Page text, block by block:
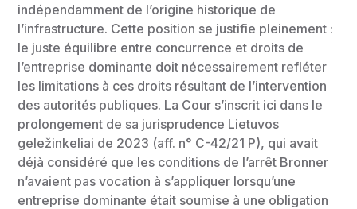
indépendamment de l’origine historique de
l’infrastructure. Cette position se justifie pleinement :
le juste équilibre entre concurrence et droits de
l’entreprise dominante doit nécessairement refléter
les limitations à ces droits résultant de l’intervention
des autorités publiques. La Cour s’inscrit ici dans le
prolongement de sa jurisprudence Lietuvos
geležinkeliai de 2023 (aff. n° C-42/21 P), qui avait
déjà considéré que les conditions de l’arrêt Bronner
n’avaient pas vocation à s’appliquer lorsqu’une
entreprise dominante était soumise à une obligation